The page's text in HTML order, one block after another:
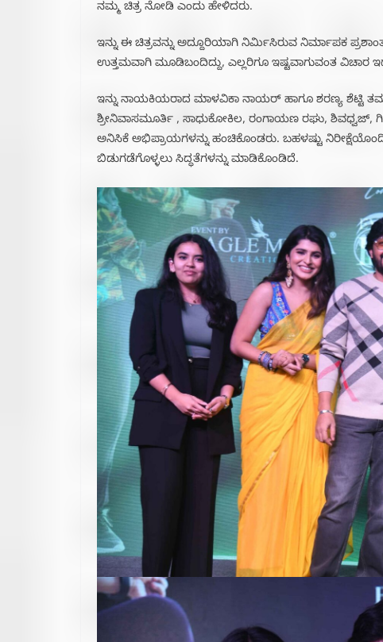
ನಮ್ಮ ಚಿತ್ರ ನೋಡಿ ಎಂದು ಹೇಳಿದರು.
ಇನ್ನು ಈ ಚಿತ್ರವನ್ನು ಅದ್ದೂರಿಯಾಗಿ ನಿರ್ಮಿಸಿರುವ ನಿರ್ಮಾಪಕ
ಉತ್ತಮವಾಗಿ ಮೂಡಿಬಂದಿದ್ದು, ಎಲ್ಲರಿಗೂ ಇಷ್ಟವಾಗುವಂತ ವಿಚಾರ
ಇನ್ನು ನಾಯಕಿಯರಾದ ಮಾಳವಿಕಾ ನಾಯರ್ ಹಾಗೂ ಶರಣ್ಯ ಶೆಟ್ಟಿ
ಶ್ರೀನಿವಾಸಮೂರ್ತಿ , ಸಾಧುಕೋಕಿಲ, ರಂಗಾಯಣ ರಘು, ಶಿವಧ್ವಜ್,
ಅನಿಸಿಕೆ ಅಭಿಪ್ರಾಯಗಳನ್ನು ಹಂಚಿಕೊಂಡರು. ಬಹಳಷ್ಟು
ಬಿಡುಗಡೆಗೊಳ್ಳಲು ಸಿದ್ಧತೆಗಳನ್ನು ಮಾಡಿಕೊಂಡಿದೆ.